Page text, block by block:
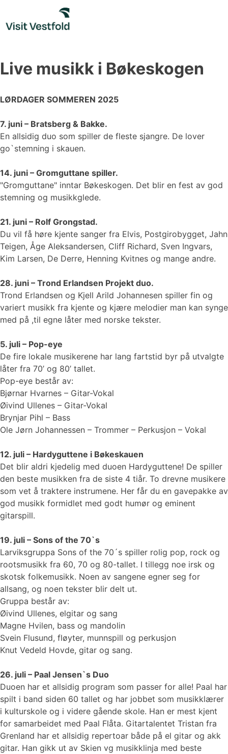
content
Live musikk i Bøkeskogen
LØRDAGER SOMMEREN 2025
7. juni – Bratsberg & Bakke.
En allsidig duo som spiller de fleste sjangre. De lover
go`stemning i skauen.
14. juni – Gromguttane spiller.
"Gromguttane" inntar Bøkeskogen. Det blir en fest av god
stemning og musikkglede.
21. juni – Rolf Grongstad.
Du vil få høre kjente sanger fra Elvis, Postgirobygget, Jahn
Teigen, Åge Aleksandersen, Cliff Richard, Sven Ingvars,
Kim Larsen, De Derre, Henning Kvitnes og mange andre.
28. juni – Trond Erlandsen Projekt duo.
Trond Erlandsen og Kjell Arild Johannesen spiller fin og
variert musikk fra kjente og kjære melodier man kan synge
med på ,til egne låter med norske tekster.
5. juli – Pop-eye
De fire lokale musikerene har lang fartstid byr på utvalgte
låter fra 70’ og 80’ tallet.
Pop-eye består av:
Bjørnar Hvarnes – Gitar-Vokal
Øivind Ullenes – Gitar-Vokal
Brynjar Pihl – Bass
Ole Jørn Johannessen – Trommer – Perkusjon – Vokal
12. juli – Hardyguttene i Bøkeskauen
Det blir aldri kjedelig med duoen Hardyguttene! De spiller
den beste musikken fra de siste 4 tiår. To drevne musikere
som vet å traktere instrumene. Her får du en gavepakke av
god musikk formidlet med godt humør og eminent
gitarspill.
19. juli – Sons of the 70`s
Larviksgruppa Sons of the 70´s spiller rolig pop, rock og
rootsmusikk fra 60, 70 og 80-tallet. I tillegg noe irsk og
skotsk folkemusikk. Noen av sangene egner seg for
allsang, og noen tekster blir delt ut.
Gruppa består av:
Øivind Ullenes, elgitar og sang
Magne Hvilen, bass og mandolin
Svein Flusund, fløyter, munnspill og perkusjon
Knut Vedeld Hovde, gitar og sang.
26. juli – Paal Jensen`s Duo
Duoen har et allsidig program som passer for alle! Paal har
spilt i band siden 60 tallet og har jobbet som musikklærer
i kulturskole og i videre gående skole. Han er mest kjent
for samarbeidet med Paal Flåta. Gitartalentet Tristan fra
Grenland har et allsidig repertoar både på el gitar og akk
gitar. Han gikk ut av Skien vg musikklinja med beste